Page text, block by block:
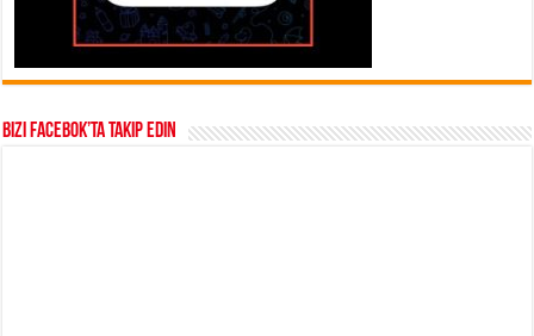
Bizi Facebok’ta takip edin